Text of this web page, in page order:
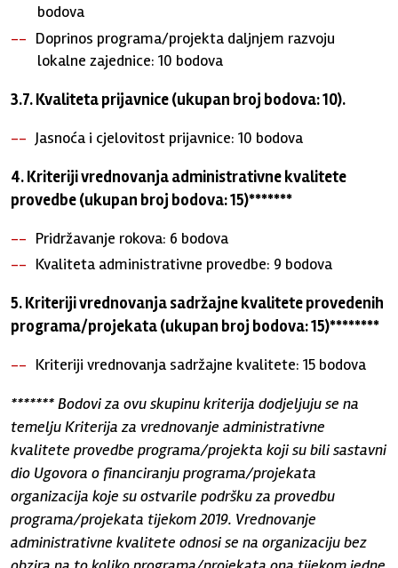
bodova
Doprinos programa/projekta daljnjem razvoju
lokalne zajednice: 10 bodova
3.7. Kvaliteta prijavnice (ukupan broj bodova: 10).
Jasnoća i cjelovitost prijavnice: 10 bodova
4. Kriteriji vrednovanja administrativne kvalitete
provedbe (ukupan broj bodova: 15)*******
Pridržavanje rokova: 6 bodova
Kvaliteta administrativne provedbe: 9 bodova
5. Kriteriji vrednovanja sadržajne kvalitete provedenih
programa/projekata (ukupan broj bodova: 15)********
Kriteriji vrednovanja sadržajne kvalitete: 15 bodova
******* Bodovi za ovu skupinu kriterija dodjeljuju se na
temelju Kriterija za vrednovanje administrativne
kvalitete provedbe programa/projekta koji su bili sastavni
dio Ugovora o financiranju programa/projekata
organizacija koje su ostvarile podršku za provedbu
programa/projekata tijekom 2019. Vrednovanje
administrativne kvalitete odnosi se na organizaciju bez